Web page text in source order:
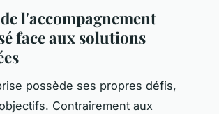
l'accompagnement
face aux solutions
possède ses propres défis,
Contrairement aux